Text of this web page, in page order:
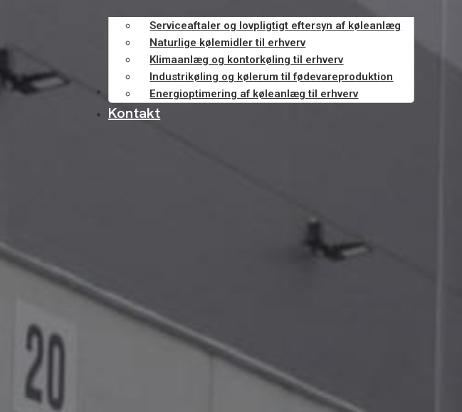
Serviceaftaler og lovpligtigt eftersyn af køleanlæg
Naturlige kølemidler til erhverv
Klimaanlæg og kontorkøling til erhverv
Industrikøling og kølerum til fødevareproduktion
Energioptimering af køleanlæg til erhverv
Om os
Kontakt